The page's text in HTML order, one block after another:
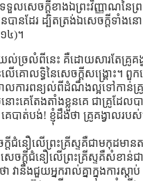
លសេចក្តីខាងឯព្រះវិញ្ញាណនៃព្រ
បានដែរ ដ្បិតត្រង់ឯសេចក្តីទាំង
៤)។
ល់ច្រលំពីនេះ គឺដោយសារតែគ្រូគ
ើគោលទ្ធិនៃសេចក្ដីសង្រ្គោះ។
រពន្យល់ពីដំណឹងល្អទៅកាន់គ្រូ ថ្នា
តែងតាំងខ្លួនគេ ជាគ្រូដែលបា
គេបាត់បង់! ខ្ញុំដឹងថា គ្រូគង្វាល
ដីជំនឿលើព្រះគ្រីស្ទគឺជាមកុដមា
េចក្ដីជំនឿលើព្រះគ្រីស្ទគឺសំខា
ានឹងជួយអ្នករាល់គ្នាក្នុងការស្ដ